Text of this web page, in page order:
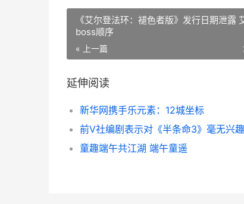
《艾尔登法环：褪色者版》发行日期泄露
boss顺序
« 上一篇
延伸阅读
新华网携手乐元素：12城坐标
童趣端午共江湖 端午童遥